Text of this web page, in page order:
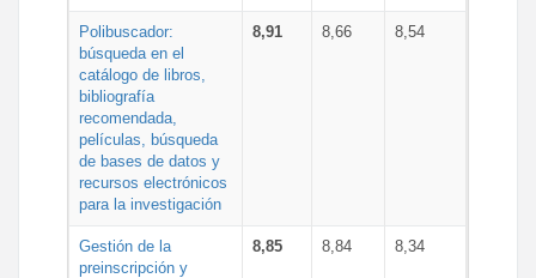
Polibuscador:
búsqueda en el
catálogo de libros,
bibliografía
recomendada,
películas, búsqueda
de bases de datos y
recursos electrónicos
para la investigación
8,91 8,66 8,54
Gestión de la
preinscripción y
8,85 8,84 8,34